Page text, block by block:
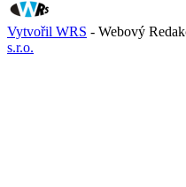
Vytvořil WRS - Webový
s.r.o.